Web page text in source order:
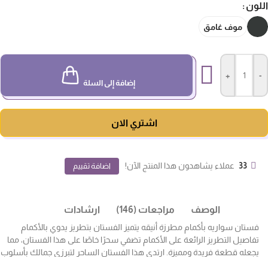
موف غامق
إضافة إلى السلة
اشتري الان
33 عملاء يشاهدون هذا المنتج الآن! اضافة تقييم
الوصف مراجعات (146) ارشادات
فستان سواريه بأكمام مطرزة أنيقه يتميز الفستان بتطريز يدوي بالأكمام
تفاصيل التطريز الرائعة على الأكمام تضفي سحرًا خاصًا على هذا الفستان، مما
يجعله قطعة فريدة ومميزة. ارتدي هذا الفستان الساحر لتبرزي جمالك بأسلوب